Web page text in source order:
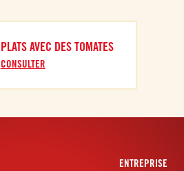
PLATS AVEC DES TOMATES
CONSULTER
ENTREPRISE